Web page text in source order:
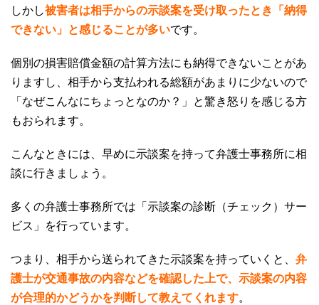
しかし被害者は相手からの示談案を受け取ったとき「納得
できない」と感じることが多いです。
個別の損害賠償金額の計算方法にも納得できないことがあ
りますし、相手から支払われる総額があまりに少ないので
「なぜこんなにちょっとなのか？」と驚き怒りを感じる方
もおられます。
こんなときには、早めに示談案を持って弁護士事務所に相
談に行きましょう。
多くの弁護士事務所では「示談案の診断（チェック）サー
ビス」を行っています。
つまり、相手から送られてきた示談案を持っていくと、 弁
護士が交通事故の内容などを確認した上で、示談案の内容
が合理的かどうかを判断して教えてくれます。